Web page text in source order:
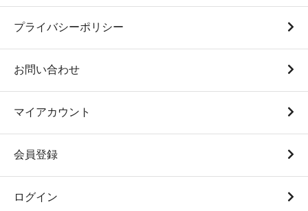
プライバシーポリシー
お問い合わせ
マイアカウント
会員登録
ログイン